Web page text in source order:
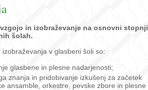
in izobraževanje na osnovni stopnji
šolah.
v glasbeni šoli so:
glasbene in plesne nadarjenosti;
znanja in pridobivanje izkušenj za začetek
ansamble, orkestre, pevske zbore in plesne